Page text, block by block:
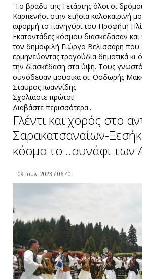
Το βράδυ της Τετάρτης όλοι οι
Καρπενήσι στην ετήσια καλοκαιρινή
αφορμή το πανηγύρι του Προφήτη
Εκατοντάδες κόσμου διασκέδασαν
τον δημοφιλή Γιώργο Βελισσάρη που
ερμηνεύοντας τραγούδια δημοτικά κι
την διασκέδαση στα ύψη. Τους
συνόδευαν μουσικά οι: Θοδωρής
Σταυρος Ιωαννίδης
Σχολιάστε πρώτοι!
Διαβάστε περισσότερα...
Γλέντι και χορός στο
Σαρακατσαναίων-
κόσμο το ..συνάφι των
09 Ιουλ. 2023 / 06:40